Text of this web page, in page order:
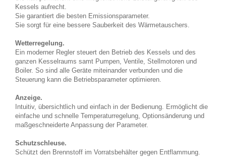
Kessels aufrecht.
Sie garantiert die besten Emissionsparameter.
Sie sorgt für eine bessere Sauberkeit des Wärmetauschers.
Wetterregelung.
Ein moderner Regler steuert den Betrieb des Kessels und des
ganzen Kesselraums samt Pumpen, Ventile, Stellmotoren und
Boiler. So sind alle Geräte miteinander verbunden und die
Steuerung kann die Betriebsparameter optimieren.
Anzeige.
Intuitiv, übersichtlich und einfach in der Bedienung. Ermöglicht die
einfache und schnelle Temperaturregelung, Optionsänderung und
maßgeschneiderte Anpassung der Parameter.
Schutzschleuse.
Schützt den Brennstoff im Vorratsbehälter gegen Entflammung.